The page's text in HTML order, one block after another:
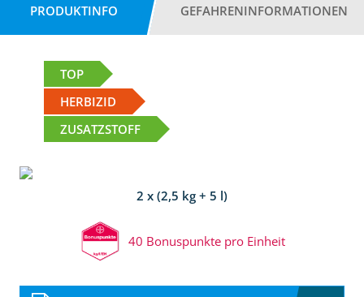
PRODUKTINFO GEFAHRENINFORMATIONEN
TOP
HERBIZID
ZUSATZSTOFF
2 x (2,5 kg + 5 l)
40 Bonuspunkte pro Einheit